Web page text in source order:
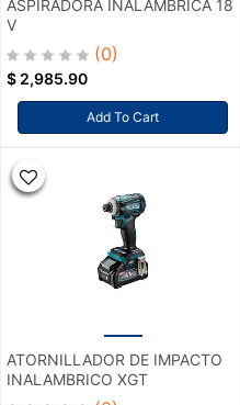
ASPIRADORA INALAMBRICA 18
V
(0)
$ 2,985.90
Add To Cart
ATORNILLADOR DE IMPACTO
INALAMBRICO XGT